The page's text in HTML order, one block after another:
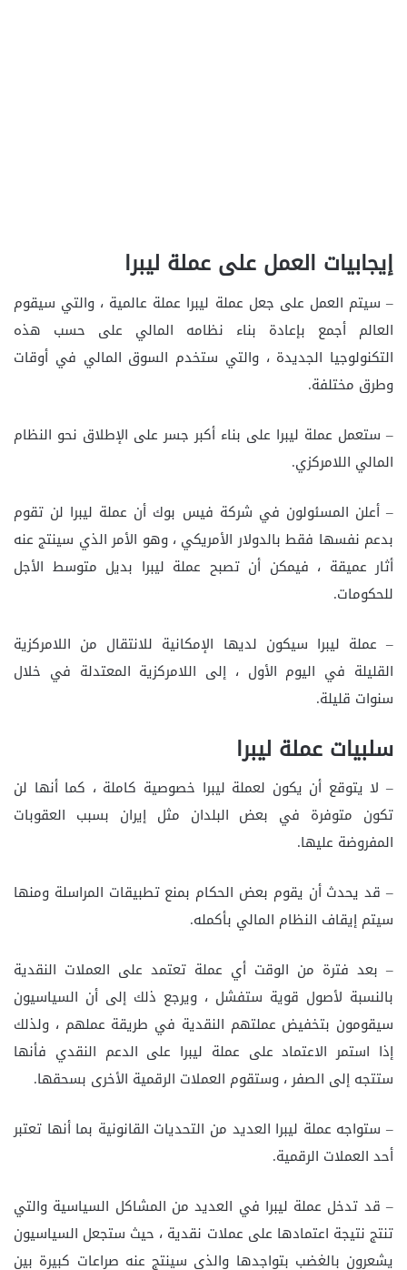
إيجابيات العمل على عملة ليبرا
– سيتم العمل على جعل عملة ليبرا عملة عالمية ، والتي سيقوم
العالم أجمع بإعادة بناء نظامه المالي على حسب هذه
التكنولوجيا الجديدة ، والتي ستخدم السوق المالي في أوقات
وطرق مختلفة.
– ستعمل عملة ليبرا على بناء أكبر جسر على الإطلاق نحو النظام
المالي اللامركزي.
– أعلن المسئولون في شركة فيس بوك أن عملة ليبرا لن تقوم
بدعم نفسها فقط بالدولار الأمريكي ، وهو الأمر الذي سينتج عنه
أثار عميقة ، فيمكن أن تصبح عملة ليبرا بديل متوسط الأجل
للحكومات.
– عملة ليبرا سيكون لديها الإمكانية للانتقال من اللامركزية
القليلة في اليوم الأول ، إلى اللامركزية المعتدلة في خلال
سنوات قليلة.
سلبيات عملة ليبرا
– لا يتوقع أن يكون لعملة ليبرا خصوصية كاملة ، كما أنها لن
تكون متوفرة في بعض البلدان مثل إيران بسبب العقوبات
المفروضة عليها.
– قد يحدث أن يقوم بعض الحكام بمنع تطبيقات المراسلة ومنها
سيتم إيقاف النظام المالي بأكمله.
– بعد فترة من الوقت أي عملة تعتمد على العملات النقدية
بالنسبة لأصول قوية ستفشل ، ويرجع ذلك إلى أن السياسيون
سيقومون بتخفيض عملتهم النقدية في طريقة عملهم ، ولذلك
إذا استمر الاعتماد على عملة ليبرا على الدعم النقدي فأنها
ستتجه إلى الصفر ، وستقوم العملات الرقمية الأخرى بسحقها.
– ستواجه عملة ليبرا العديد من التحديات القانونية بما أنها تعتبر
أحد العملات الرقمية.
– قد تدخل عملة ليبرا في العديد من المشاكل السياسية والتي
تنتج نتيجة اعتمادها على عملات نقدية ، حيث ستجعل السياسيون
يشعرون بالغضب بتواجدها والذي سينتج عنه صراعات كبيرة بين